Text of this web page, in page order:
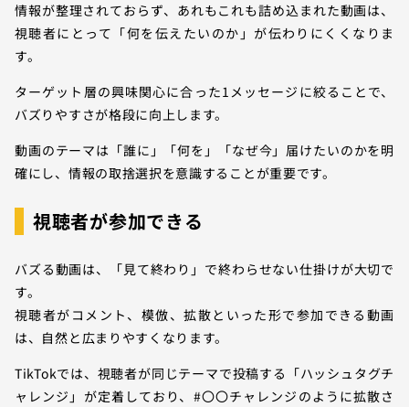
情報が整理されておらず、あれもこれも詰め込まれた動画は、
視聴者にとって「何を伝えたいのか」が伝わりにくくなりま
す。
ターゲット層の興味関心に合った1メッセージに絞ることで、
バズりやすさが格段に向上します。
動画のテーマは「誰に」「何を」「なぜ今」届けたいのかを明
確にし、情報の取捨選択を意識することが重要です。
視聴者が参加できる
バズる動画は、「見て終わり」で終わらせない仕掛けが大切で
す。
視聴者がコメント、模倣、拡散といった形で参加できる動画
は、自然と広まりやすくなります。
TikTokでは、視聴者が同じテーマで投稿する「ハッシュタグチ
ャレンジ」が定着しており、#〇〇チャレンジのように拡散さ